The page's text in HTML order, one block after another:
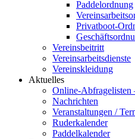
Paddelordnung
Privatboot-
Vereinsbeitritt
Vereinsarbeitsdienste
Vereinskleidung
Aktuelles
Online-Abfragelisten
Nachrichten
Veranstaltungen /
Ruderkalender
Paddelkalender